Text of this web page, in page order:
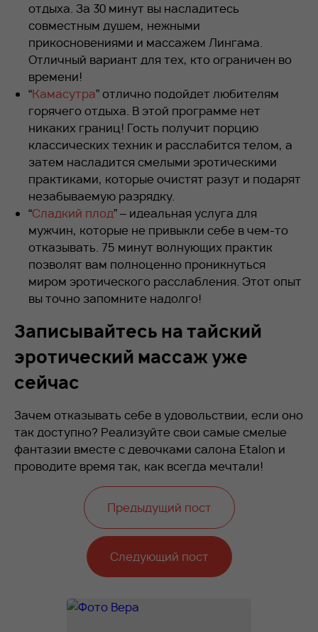
отдыха. За 30 минут вы насладитесь
совместным душем, нежными
прикосновениями и массажем Лингама.
Отличный вариант для тех, кто ограничен во
времени!
“Камасутра” отлично подойдет любителям
горячего отдыха. В этой программе нет
никаких границ! Гость получит порцию
классических техник и расслабится телом, а
затем насладится смелыми эротическими
практиками, которые очистят разут и подарят
незабываемую разрядку.
“Сладкий плод” – идеальная услуга для
мужчин, которые не привыкли себе в чем-то
отказывать. 75 минут волнующих практик
позволят вам полноценно проникнуться
миром эротического расслабления. Этот опыт
вы точно запомните надолго!
Записывайтесь на тайский
эротический массаж уже
сейчас
Зачем отказывать себе в удовольствии, если оно
так доступно? Реализуйте свои самые смелые
фантазии вместе с девочками салона Etalon и
проводите время так, как всегда мечтали!
Предыдущий пост
Следующий пост